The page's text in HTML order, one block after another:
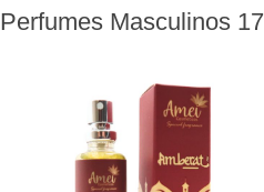
Perfumes Masculinos